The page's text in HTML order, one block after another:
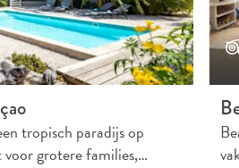
tropisch paradijs op
grotere families,…